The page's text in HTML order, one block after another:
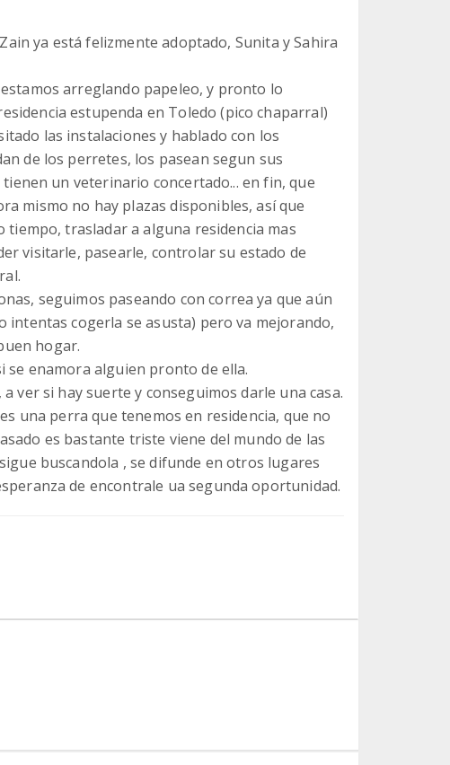
ya está felizmente adoptado, Sunita y Sahira
arreglando papeleo, y pronto lo
estupenda en Toledo (pico chaparral)
las instalaciones y hablado con los
de los perretes, los pasean segun sus
un veterinario concertado... en fin, que
mismo no hay plazas disponibles, así que
trasladar a alguna residencia mas
visitarle, pasearle, controlar su estado de
seguimos paseando con correa ya que aún
intentas cogerla se asusta) pero va mejorando,
hogar.
se enamora alguien pronto de ella.
ver si hay suerte y conseguimos darle una casa.
una perra que tenemos en residencia, que no
es bastante triste viene del mundo de las
buscandola , se difunde en otros lugares
de encontrale ua segunda oportunidad.